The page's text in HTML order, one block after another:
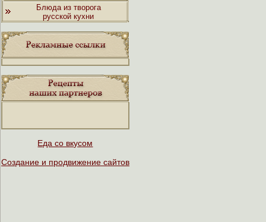
Блюда из творога
русской кухни
Еда со вкусом
Создание и продвижение сайтов